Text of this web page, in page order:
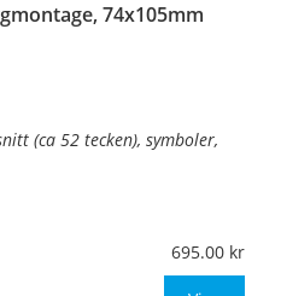
74x105mm
(ca 52 tecken), symboler,
(väggmontage)
mått upp till 0,01m²)695.00